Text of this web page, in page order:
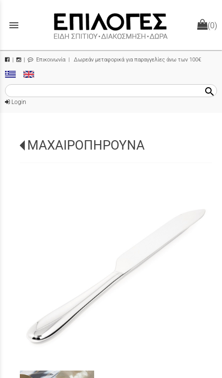
menu (0)
| Επικοινωνία | Δωρεάν μεταφορικά για παραγγελίες άνω των 100€
search
Login
ΜΑΧΑΙΡΟΠΗΡΟΥΝΑ